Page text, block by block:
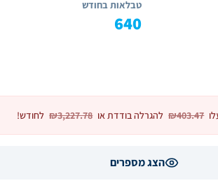
טבלאות בחודש
640
₪403.47 להגרלה בודדת או ₪3,227.78 לחודש!
הצג מספרים